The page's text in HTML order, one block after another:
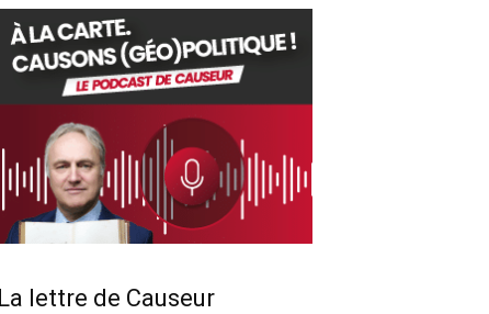
La lettre de Causeur